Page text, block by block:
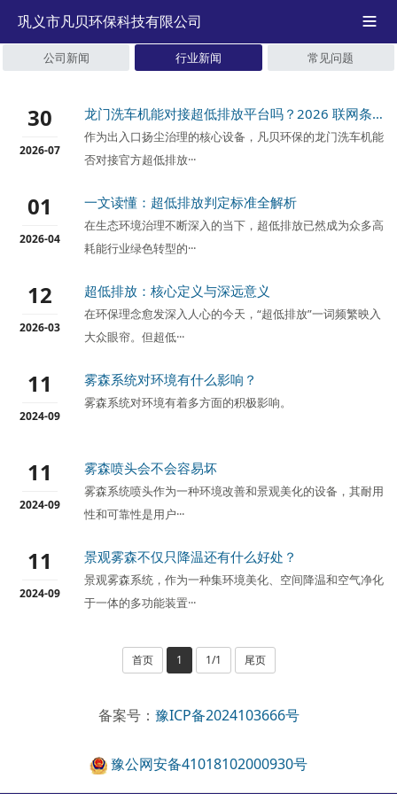
巩义市凡贝环保科技有限公司 
公司新闻 行业新闻 常见问题
30
2026-07
龙门洗车机能对接超低排放平台吗？2026 联网条件与采购验收全指南
作为出入口扬尘治理的核心设备，凡贝环保的龙门洗车机能
否对接官方超低排放···
01
2026-04
一文读懂：超低排放判定标准全解析
在生态环境治理不断深入的当下，超低排放已然成为众多高
耗能行业绿色转型的···
12
2026-03
超低排放：核心定义与深远意义
在环保理念愈发深入人心的今天，“超低排放”一词频繁映入
大众眼帘。但超低···
11
2024-09
雾森系统对环境有什么影响？
雾森系统对环境有着多方面的积极影响。
11
2024-09
雾森喷头会不会容易坏
​雾森系统喷头作为一种环境改善和景观美化的设备，其耐用
性和可靠性是用户···
11
2024-09
景观雾森不仅只降温还有什么好处？
景观雾森系统，作为一种集环境美化、空间降温和空气净化
于一体的多功能装置···
首页 1 1/1 尾页
备案号： 豫ICP备2024103666号
豫公网安备41018102000930号